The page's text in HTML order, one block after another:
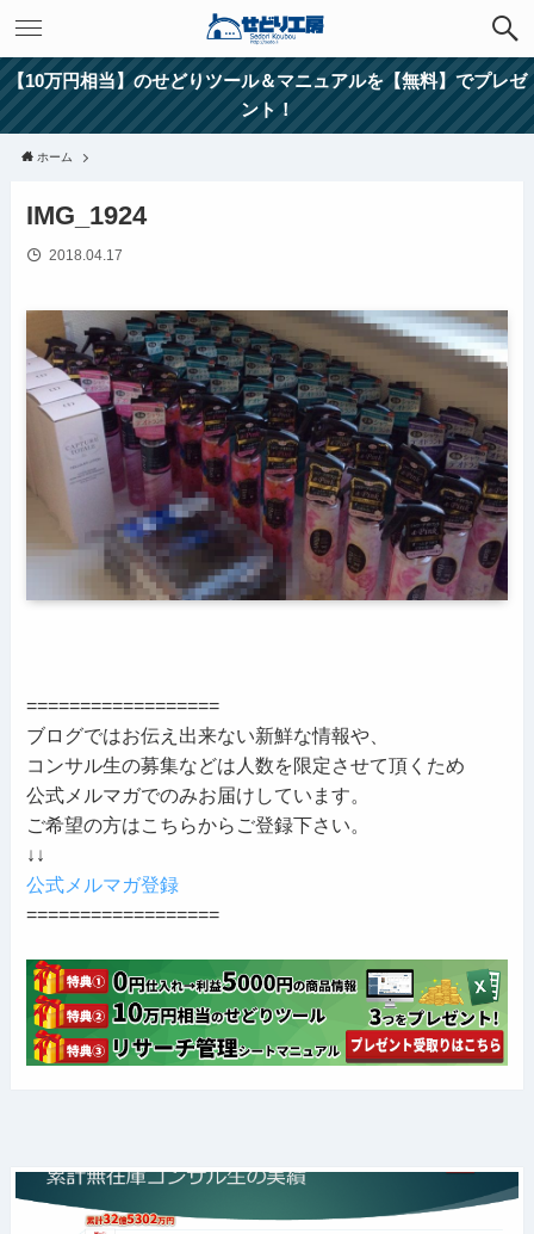
【10万円相当】のせどりツール＆マニュアルを【無料】でプレゼ
ント！
ホーム
IMG_1924
2018.04.17
==================
ブログではお伝え出来ない新鮮な情報や、
コンサル生の募集などは人数を限定させて頂くため
公式メルマガでのみお届けしています。
ご希望の方はこちらからご登録下さい。
↓↓
公式メルマガ登録
==================